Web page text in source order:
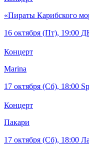
«Пираты Карибского
16 октября (Пт), 19:00
Концерт
Marina
17 октября (Сб), 18:00
Концерт
Пакари
17 октября (Сб), 18:00